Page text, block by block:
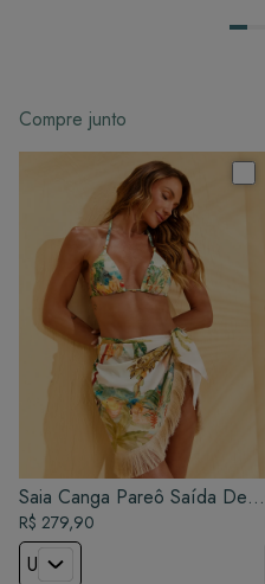
Compre junto
Saia Canga Pareô Saída De
Praia - Lagoa
R$ 279,90
U